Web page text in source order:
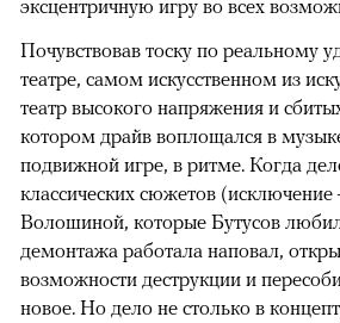
эксцентричную игру во всех
Почувствовав тоску по реальному
театре, самом искусственном из
театр высокого напряжения и
котором драйв воплощался в
подвижной игре, в ритме. Когда
классических сюжетов
Волошиной, которые Бутусов
демонтажа работала наповал,
возможности деструкции и
новое. Но дело не столько в